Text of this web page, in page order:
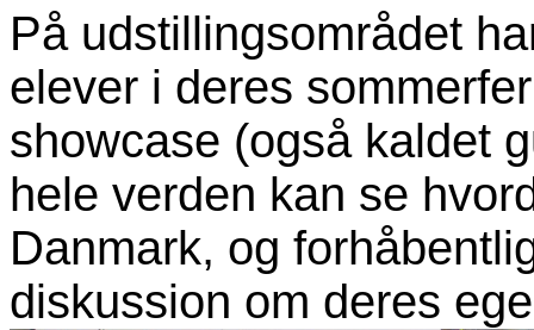
På udstillingsområdet
elever i deres
showcase (også kaldet
hele verden kan se
Danmark, og
diskussion om deres